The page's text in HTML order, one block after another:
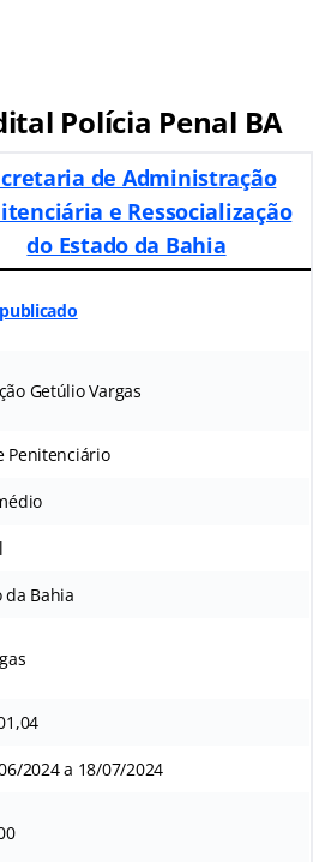
Polícia Penal BA
de Administração
e Ressocialização
do Estado da Bahia
Getúlio Vargas
Penitenciário
da Bahia
2024 a 18/07/2024